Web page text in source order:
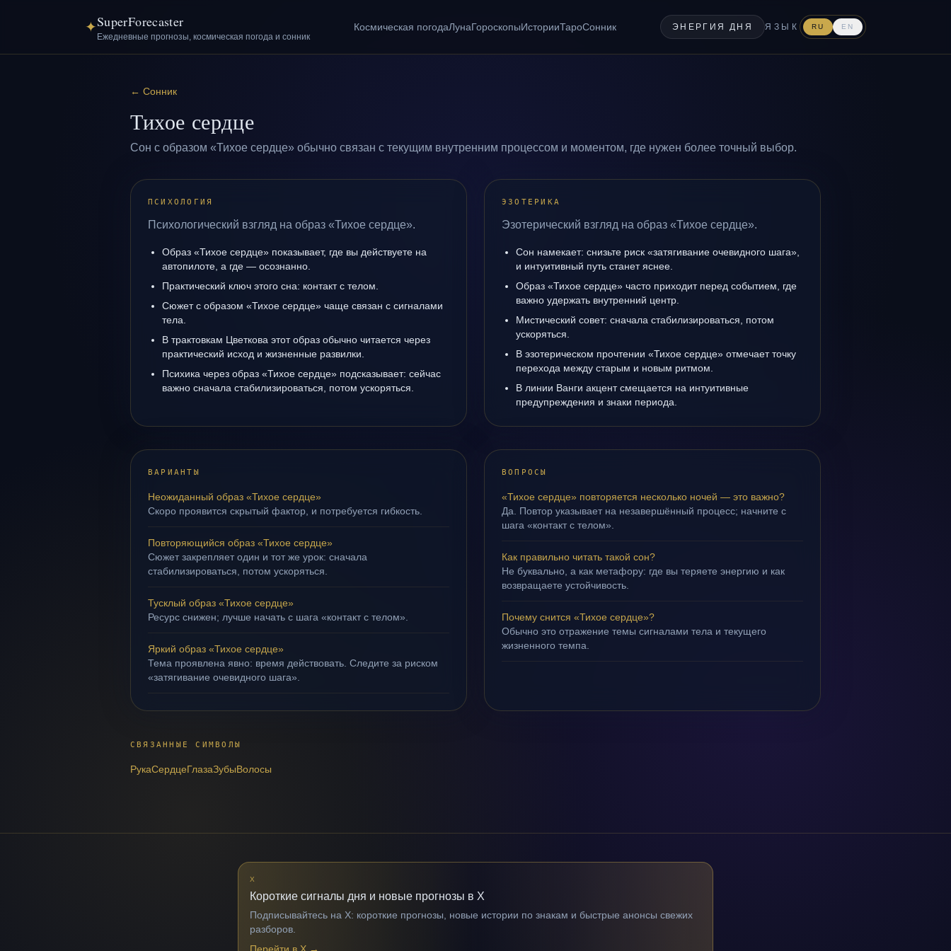
✦SuperForecaster
Ежедневные прогнозы, космическая погода и сонник
Космическая погодаЛунаГороскопыИсторииТароСонник ЭНЕРГИЯ ДНЯ ЯЗЫК RU EN
← Сонник
Тихое сердце
Сон с образом «Тихое сердце» обычно связан с текущим внутренним процессом и моментом, где нужен более точный выбор.
ПСИХОЛОГИЯ
Психологический взгляд на образ «Тихое сердце».
Образ «Тихое сердце» показывает, где вы действуете на
автопилоте, а где — осознанно.
Практический ключ этого сна: контакт с телом.
Сюжет с образом «Тихое сердце» чаще связан с сигналами
тела.
В трактовкам Цветкова этот образ обычно читается через
практический исход и жизненные развилки.
Психика через образ «Тихое сердце» подсказывает: сейчас
важно сначала стабилизироваться, потом ускоряться.
ЭЗОТЕРИКА
Эзотерический взгляд на образ «Тихое сердце».
Сон намекает: снизьте риск «затягивание очевидного шага»,
и интуитивный путь станет яснее.
Образ «Тихое сердце» часто приходит перед событием, где
важно удержать внутренний центр.
Мистический совет: сначала стабилизироваться, потом
ускоряться.
В эзотерическом прочтении «Тихое сердце» отмечает точку
перехода между старым и новым ритмом.
В линии Ванги акцент смещается на интуитивные
предупреждения и знаки периода.
ВАРИАНТЫ
Неожиданный образ «Тихое сердце»
Скоро проявится скрытый фактор, и потребуется гибкость.
Повторяющийся образ «Тихое сердце»
Сюжет закрепляет один и тот же урок: сначала
стабилизироваться, потом ускоряться.
Тусклый образ «Тихое сердце»
Ресурс снижен; лучше начать с шага «контакт с телом».
Яркий образ «Тихое сердце»
Тема проявлена явно: время действовать. Следите за риском
«затягивание очевидного шага».
ВОПРОСЫ
«Тихое сердце» повторяется несколько ночей — это важно?
Да. Повтор указывает на незавершённый процесс; начните с
шага «контакт с телом».
Как правильно читать такой сон?
Не буквально, а как метафору: где вы теряете энергию и как
возвращаете устойчивость.
Почему снится «Тихое сердце»?
Обычно это отражение темы сигналами тела и текущего
жизненного темпа.
СВЯЗАННЫЕ СИМВОЛЫ
РукаСердцеГлазаЗубыВолосы
X
Короткие сигналы дня и новые прогнозы в X
Подписывайтесь на X: короткие прогнозы, новые истории по знакам и быстрые анонсы свежих
разборов.